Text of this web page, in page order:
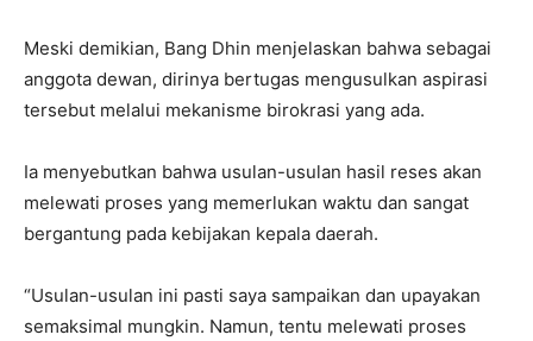
Meski demikian, Bang Dhin menjelaskan bahwa sebagai
anggota dewan, dirinya bertugas mengusulkan aspirasi
tersebut melalui mekanisme birokrasi yang ada.
Ia menyebutkan bahwa usulan-usulan hasil reses akan
melewati proses yang memerlukan waktu dan sangat
bergantung pada kebijakan kepala daerah.
“Usulan-usulan ini pasti saya sampaikan dan upayakan
semaksimal mungkin. Namun, tentu melewati proses